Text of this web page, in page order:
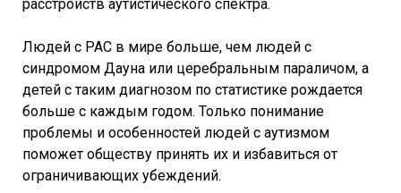
расстройств аутистического спектра.
Людей с РАС в мире больше, чем людей с
синдромом Дауна или церебральным параличом, а
детей с таким диагнозом по статистике рождается
больше с каждым годом. Только понимание
проблемы и особенностей людей с аутизмом
поможет обществу принять их и избавиться от
ограничивающих убеждений.